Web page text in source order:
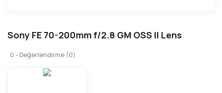
Sony FE 70-200mm f/2.8 GM OSS II Lens
0 - Değerlendirme (0)